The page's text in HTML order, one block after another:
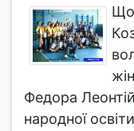
Федора
народної